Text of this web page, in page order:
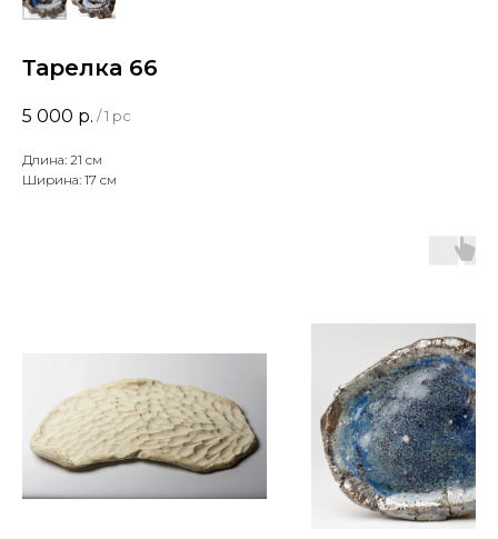
Тарелка 66
5 000 р. / 1 pc
Длина: 21 см
Ширина: 17 см